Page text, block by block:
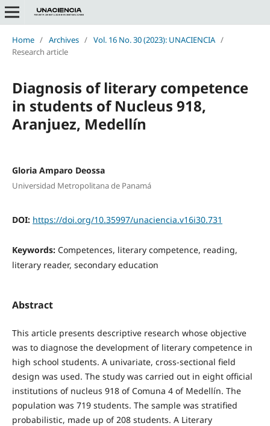
Home / Archives / Vol. 16 No. 30 (2023): UNACIENCIA /
Research article
Diagnosis of literary competence
in students of Nucleus 918,
Aranjuez, Medellín
Gloria Amparo Deossa
Universidad Metropolitana de Panamá
DOI: https://doi.org/10.35997/unaciencia.v16i30.731
Keywords: Competences, literary competence, reading,
literary reader, secondary education
Abstract
This article presents descriptive research whose objective
was to diagnose the development of literary competence in
high school students. A univariate, cross-sectional field
design was used. The study was carried out in eight official
institutions of nucleus 918 of Comuna 4 of Medellín. The
population was 719 students. The sample was stratified
probabilistic, made up of 208 students. A Literary